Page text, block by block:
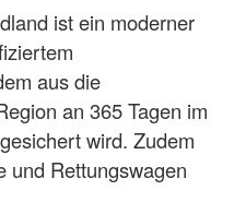
ist ein moderner
aus die
an 365 Tagen im
wird. Zudem
und Rettungswagen